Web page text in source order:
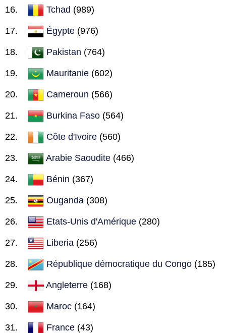
Tchad (989)
Égypte (976)
Pakistan (764)
Mauritanie (602)
Cameroun (566)
Burkina Faso (564)
Côte d'Ivoire (560)
Arabie Saoudite (466)
Bénin (367)
Ouganda (308)
Etats-Unis d'Amérique (280)
Liberia (256)
République démocratique du Congo (185)
Angleterre (168)
Maroc (164)
France (43)